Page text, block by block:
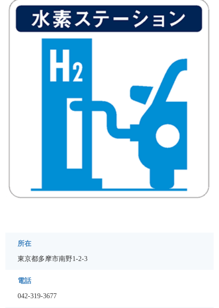
所在
東京都多摩市南野1-2-3
電話
042-319-3677